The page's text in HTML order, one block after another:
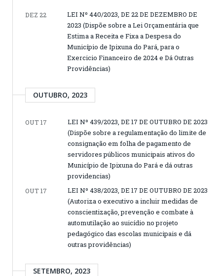
DEZ 22
LEI Nº 440/2023, DE 22 DE DEZEMBRO DE
2023 (Dispõe sobre a Lei Orçamentária que
Estima a Receita e Fixa a Despesa do
Município de Ipixuna do Pará, para o
Exercicio Financeiro de 2024 e Dá Outras
Providências)
OUTUBRO, 2023
OUT 17
LEI Nº 439/2023, DE 17 DE OUTUBRO DE 2023
(Dispõe sobre a regulamentação do limite de
consignação em folha de pagamento de
servidores públicos municipais ativos do
Município de Ipixuna do Pará e dá outras
providencias)
OUT 17
LEI Nº 438/2023, DE 17 DE OUTUBRO DE 2023
(Autoriza o executivo a incluir medidas de
conscientização, prevenção e combate à
automutilação ao suicídio no projeto
pedagógico das escolas municipais e dá
outras providências)
SETEMBRO, 2023